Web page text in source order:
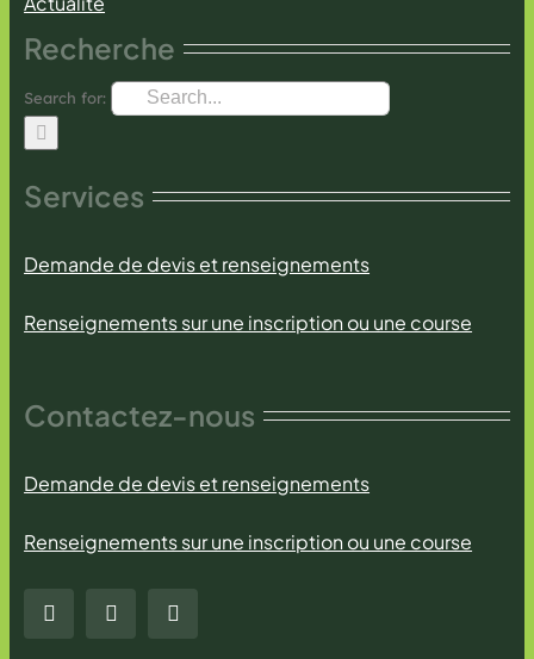
Recherche
Search for:
Services
Demande de devis et renseignements
Renseignements sur une inscription ou une course
Contactez-nous
Demande de devis et renseignements
Renseignements sur une inscription ou une course